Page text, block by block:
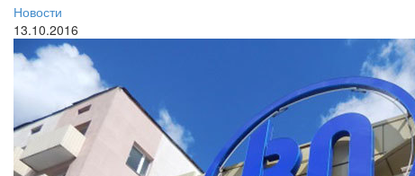
Новости
13.10.2016